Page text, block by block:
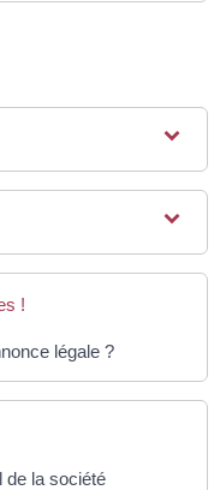
!
légale ?
de la société